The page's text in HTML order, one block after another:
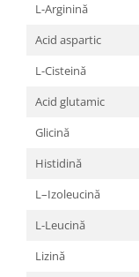
L-Arginină
Acid aspartic
L-Cisteină
Acid glutamic
Glicină
Histidină
L–Izoleucină
L-Leucină
Lizină